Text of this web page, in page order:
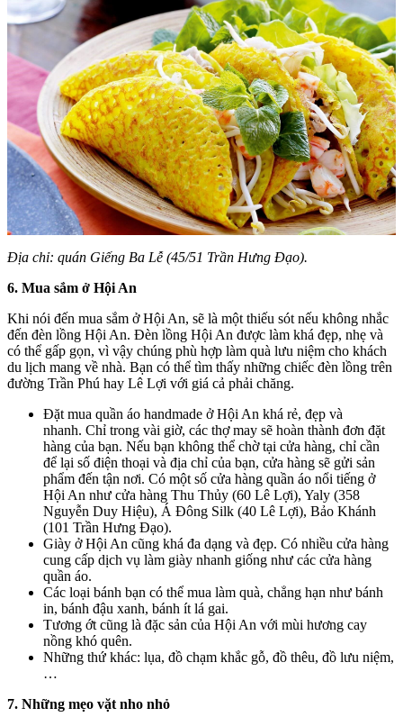
Địa chỉ: quán Giếng Ba Lễ (45/51 Trần Hưng Đạo).
6. Mua sắm ở Hội An
Khi nói đến mua sắm ở Hội An, sẽ là một thiếu sót nếu không nhắc
đến đèn lồng Hội An. Đèn lồng Hội An được làm khá đẹp, nhẹ và
có thể gấp gọn, vì vậy chúng phù hợp làm quà lưu niệm cho khách
du lịch mang về nhà. Bạn có thể tìm thấy những chiếc đèn lồng trên
đường Trần Phú hay Lê Lợi với giá cả phải chăng.
Đặt mua quần áo handmade ở Hội An khá rẻ, đẹp và
nhanh. Chỉ trong vài giờ, các thợ may sẽ hoàn thành đơn đặt
hàng của bạn. Nếu bạn không thể chờ tại cửa hàng, chỉ cần
để lại số điện thoại và địa chỉ của bạn, cửa hàng sẽ gửi sản
phẩm đến tận nơi. Có một số cửa hàng quần áo nổi tiếng ở
Hội An như cửa hàng Thu Thủy (60 Lê Lợi), Yaly (358
Nguyễn Duy Hiệu), Á Đông Silk (40 Lê Lợi), Bảo Khánh
(101 Trần Hưng Đạo).
Giày ở Hội An cũng khá đa dạng và đẹp. Có nhiều cửa hàng
cung cấp dịch vụ làm giày nhanh giống như các cửa hàng
quần áo.
Các loại bánh bạn có thể mua làm quà, chẳng hạn như bánh
in, bánh đậu xanh, bánh ít lá gai.
Tương ớt cũng là đặc sản của Hội An với mùi hương cay
nồng khó quên.
Những thứ khác: lụa, đồ chạm khắc gỗ, đồ thêu, đồ lưu niệm,
…
7. Những mẹo vặt nho nhỏ